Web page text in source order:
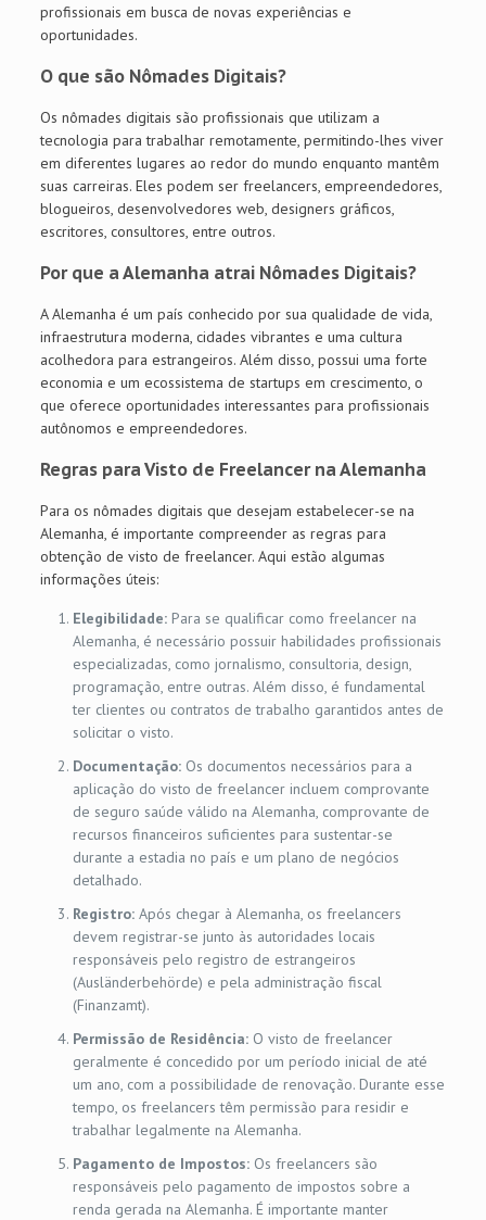
profissionais em busca de novas experiências e
oportunidades.
O que são Nômades Digitais?
Os nômades digitais são profissionais que utilizam a
tecnologia para trabalhar remotamente, permitindo-lhes viver
em diferentes lugares ao redor do mundo enquanto mantêm
suas carreiras. Eles podem ser freelancers, empreendedores,
blogueiros, desenvolvedores web, designers gráficos,
escritores, consultores, entre outros.
Por que a Alemanha atrai Nômades Digitais?
A Alemanha é um país conhecido por sua qualidade de vida,
infraestrutura moderna, cidades vibrantes e uma cultura
acolhedora para estrangeiros. Além disso, possui uma forte
economia e um ecossistema de startups em crescimento, o
que oferece oportunidades interessantes para profissionais
autônomos e empreendedores.
Regras para Visto de Freelancer na Alemanha
Para os nômades digitais que desejam estabelecer-se na
Alemanha, é importante compreender as regras para
obtenção de visto de freelancer. Aqui estão algumas
informações úteis:
Elegibilidade:Para se qualificar como freelancer na
Alemanha, é necessário possuir habilidades profissionais
especializadas, como jornalismo, consultoria, design,
programação, entre outras. Além disso, é fundamental
ter clientes ou contratos de trabalho garantidos antes de
solicitar o visto.
Documentação:Os documentos necessários para a
aplicação do visto de freelancer incluem comprovante
de seguro saúde válido na Alemanha, comprovante de
recursos financeiros suficientes para sustentar-se
durante a estadia no país e um plano de negócios
detalhado.
Registro:Após chegar à Alemanha, os freelancers
devem registrar-se junto às autoridades locais
responsáveis pelo registro de estrangeiros
(Ausländerbehörde) e pela administração fiscal
(Finanzamt).
Permissão de Residência:O visto de freelancer
geralmente é concedido por um período inicial de até
um ano, com a possibilidade de renovação. Durante esse
tempo, os freelancers têm permissão para residir e
trabalhar legalmente na Alemanha.
Pagamento de Impostos:Os freelancers são
responsáveis pelo pagamento de impostos sobre a
renda gerada na Alemanha. É importante manter